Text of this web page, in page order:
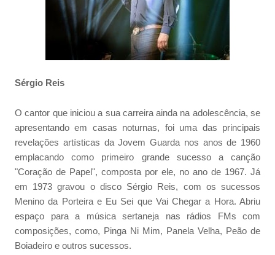
Sérgio Reis
O cantor que iniciou a sua carreira ainda na adolescência, se
apresentando em casas noturnas, foi uma das principais
revelações artísticas da Jovem Guarda nos anos de 1960
emplacando como primeiro grande sucesso a canção
"Coração de Papel", composta por ele, no ano de 1967. Já
em 1973 gravou o disco Sérgio Reis, com os sucessos
Menino da Porteira e Eu Sei que Vai Chegar a Hora. Abriu
espaço para a música sertaneja nas rádios FMs com
composições, como, Pinga Ni Mim, Panela Velha, Peão de
Boiadeiro e outros sucessos.